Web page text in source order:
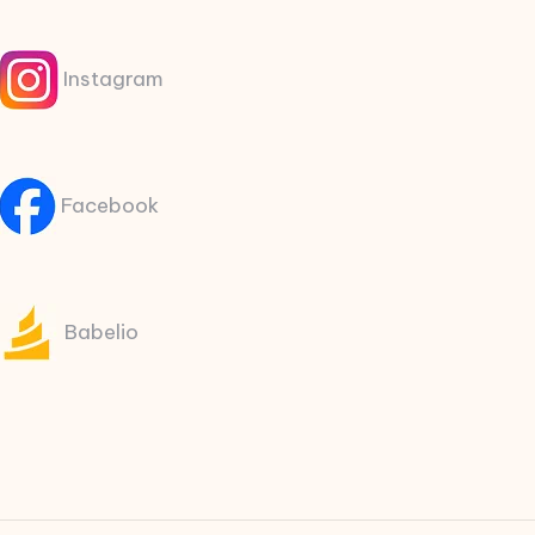
Instagram
Facebook
Babelio